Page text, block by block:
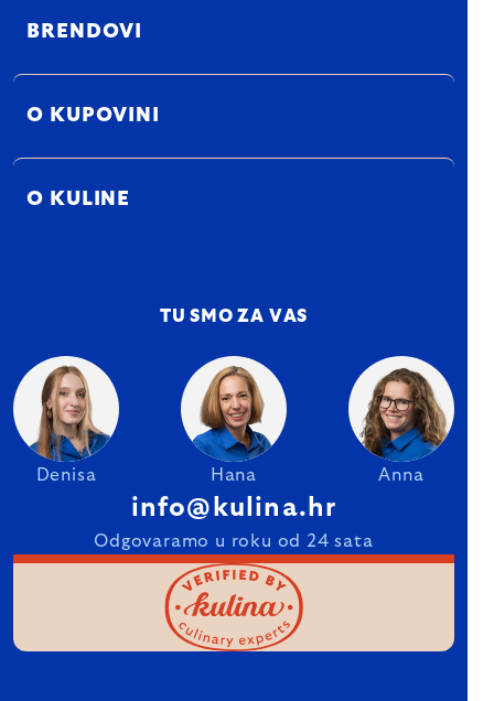
BRENDOVI
O KUPOVINI
O KULINE
TU SMO ZA VAS
Denisa Hana Anna
info@kulina.hr
Odgovaramo u roku od 24 sata